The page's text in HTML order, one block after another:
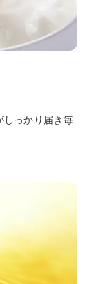
しっかり届き毎